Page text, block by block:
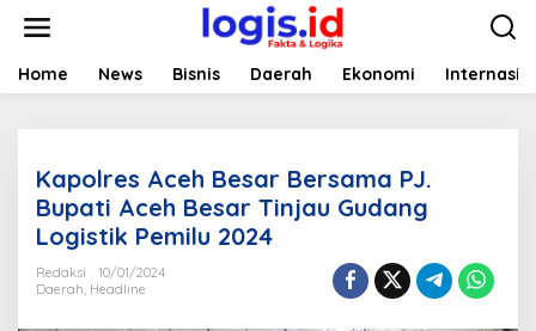
t
Home News Bisnis Daerah Ekonomi
Kapolres Aceh Besar Bersama PJ.
Bupati Aceh Besar Tinjau Gudang
Logistik Pemilu 2024
Redaksi
10/01/2024
Daerah, Headline